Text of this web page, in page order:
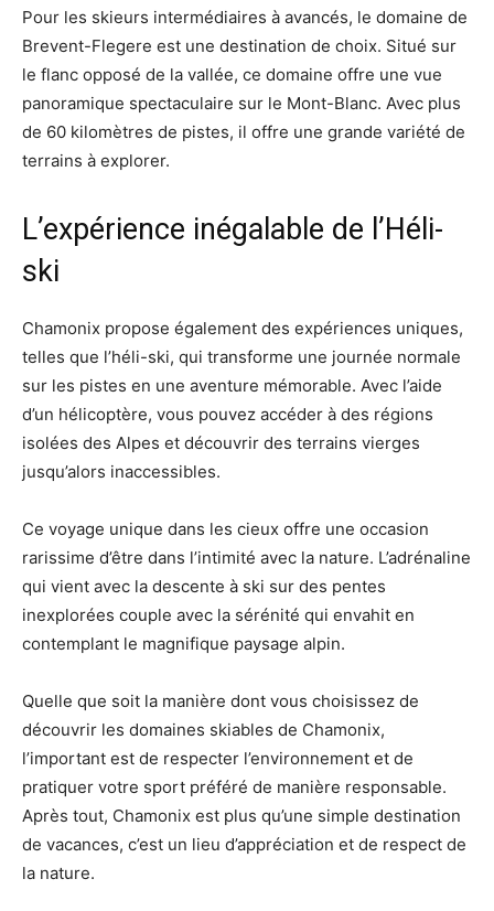
Pour les skieurs intermédiaires à avancés, le domaine de
Brevent-Flegere est une destination de choix. Situé sur
le flanc opposé de la vallée, ce domaine offre une vue
panoramique spectaculaire sur le Mont-Blanc. Avec plus
de 60 kilomètres de pistes, il offre une grande variété de
terrains à explorer.
L’expérience inégalable de l’Héli-
ski
Chamonix propose également des expériences uniques,
telles que l’héli-ski, qui transforme une journée normale
sur les pistes en une aventure mémorable. Avec l’aide
d’un hélicoptère, vous pouvez accéder à des régions
isolées des Alpes et découvrir des terrains vierges
jusqu’alors inaccessibles.
Ce voyage unique dans les cieux offre une occasion
rarissime d’être dans l’intimité avec la nature. L’adrénaline
qui vient avec la descente à ski sur des pentes
inexplorées couple avec la sérénité qui envahit en
contemplant le magnifique paysage alpin.
Quelle que soit la manière dont vous choisissez de
découvrir les domaines skiables de Chamonix,
l’important est de respecter l’environnement et de
pratiquer votre sport préféré de manière responsable.
Après tout, Chamonix est plus qu’une simple destination
de vacances, c’est un lieu d’appréciation et de respect de
la nature.